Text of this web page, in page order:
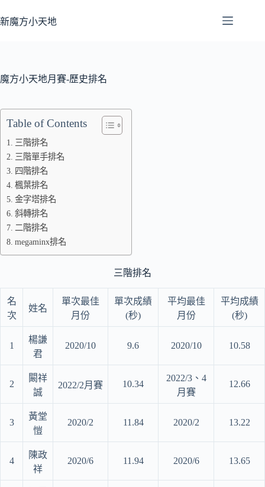
至
容
新魔方小天地
魔方小天地月賽-歷史排名
Table of Contents
三階排名
三階單手排名
四階排名
楓葉排名
金字塔排名
斜轉排名
二階排名
megaminx排名
三階排名
名
次
姓名
單次最佳
月份
單次成績
(秒)
平均最佳
月份
平均成績
(秒)
1
楊謙
君
2020/10 9.6 2020/10 10.58
2
闞祥
誠
2022/2月賽 10.34
2022/3、4
月賽
12.66
3
黃堂
愷
2020/2 11.84 2020/2 13.22
4
陳政
祥
2020/6 11.94 2020/6 13.65